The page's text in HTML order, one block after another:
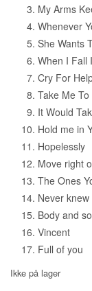
My Arms
Whenever
She Wants
When I Fall
Cry For
Take Me
It Would
Hold me in
Hopelessly
Move right
The Ones
Never
Body and
Vincent
Full of you
Ikke på lager